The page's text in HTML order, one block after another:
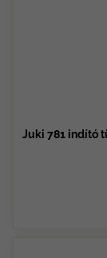
Juki 781 indító